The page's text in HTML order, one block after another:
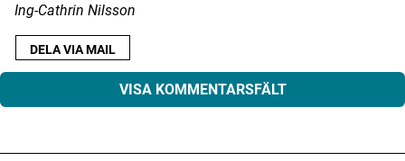
Ing-Cathrin Nilsson
DELA VIA MAIL
VISA KOMMENTARSFÄLT